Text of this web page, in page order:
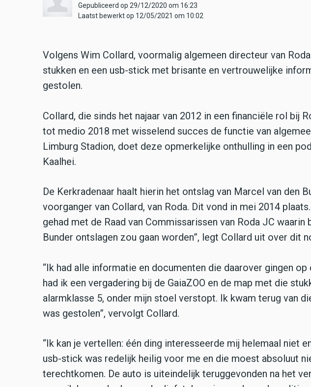
Gepubliceerd op 29/12/2020 om 16:23
Laatst bewerkt op 12/05/2021 om 10:02
Volgens Wim Collard, voormalig algemeen directeur van
stukken en een usb-stick met brisante en vertrouwelijke
gestolen.
Collard, die sinds het najaar van 2012 in een financiële rol bij
tot medio 2018 met wisselend succes de functie van
Limburg Stadion, doet deze opmerkelijke onthulling in een
Kaalhei.
De Kerkradenaar haalt hierin het ontslag van Marcel van den
voorganger van Collard, van Roda. Dit vond in mei 2014
gehad met de Raad van Commissarissen van Roda JC
Bunder ontslagen zou gaan worden”, legt Collard uit over dit
“Ik had alle informatie en documenten die daarover gingen
had ik een vergadering bij de GaiaZOO en de map met die
alarmklasse 5, onder mijn stoel verstopt. Ik kwam terug van
was gestolen”, vervolgt Collard.
“Ik kan je vertellen: één ding interesseerde mij helemaal niet
usb-stick was redelijk heilig voor me en die moest absoluut
terechtkomen. De auto is uiteindelijk teruggevonden na het